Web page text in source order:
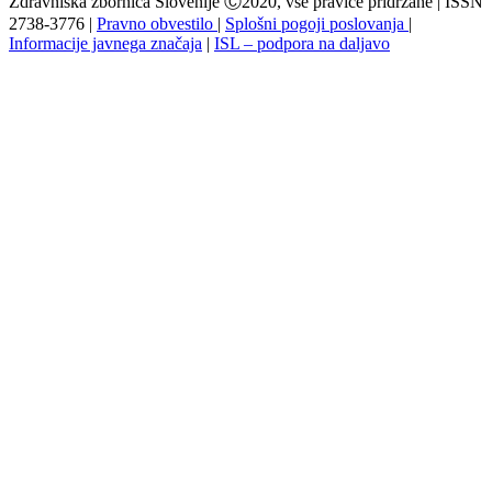
2738-3776 | Pravno obvestilo | Splošni pogoji poslovanja |
Informacije javnega značaja | ISL – podpora na daljavo